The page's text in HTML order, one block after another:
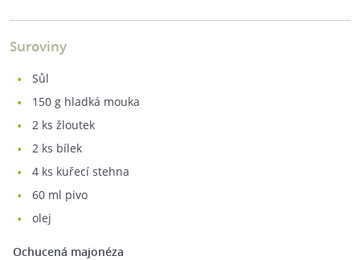
Suroviny
sůl
150 g hladká mouka
2 ks žloutek
2 ks bílek
4 ks kuřecí stehna
60 ml pivo
olej
Ochucená majonéza